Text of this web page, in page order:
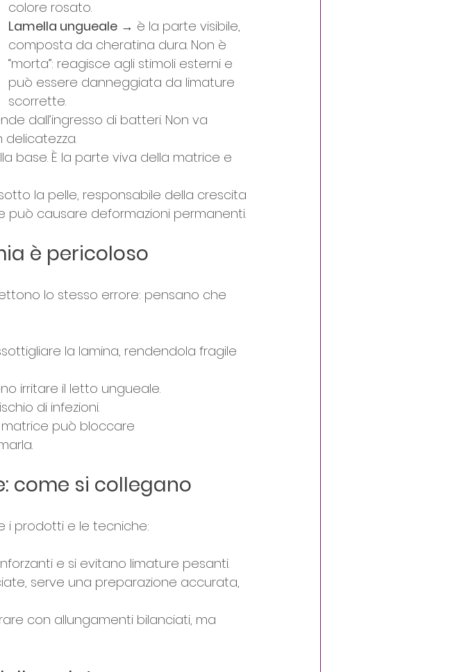
colore rosato.
Lamella ungueale → è la parte visibile,
composta da cheratina dura. Non è
“morta”: reagisce agli stimoli esterni e
può essere danneggiata da limature
scorrette.
dall’ingresso di batteri. Non va
base. È la parte viva della matrice e
la pelle, responsabile della crescita
può causare deformazioni permanenti.
è pericoloso
lo stesso errore: pensano che
la lamina, rendendola fragile
irritare il letto ungueale.
di infezioni.
può bloccare
come si collegano
i prodotti e le tecniche:
e si evitano limature pesanti.
serve una preparazione accurata,
con allungamenti bilanciati, ma